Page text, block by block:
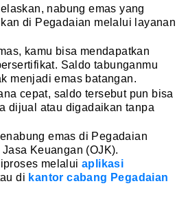
nabung emas yang
di Pegadaian melalui layanan
kamu bisa mendapatkan
Saldo tabunganmu
menjadi emas batangan.
cepat, saldo tersebut pun bisa
dijual atau digadaikan tanpa
emas di Pegadaian
Keuangan (OJK).
melalui aplikasi
di kantor cabang Pegadaian